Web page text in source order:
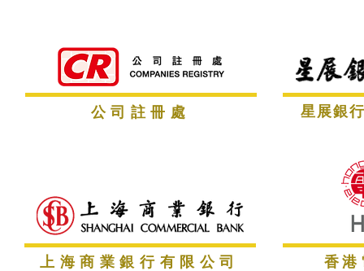
公司註冊處 星展銀
​上海商業銀行有限公司 香